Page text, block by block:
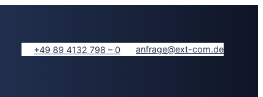
+49 89 4132 798 – 0 anfrage@ext-com.de